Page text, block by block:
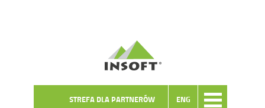
ENG
STREFA DLA PARTNERÓW